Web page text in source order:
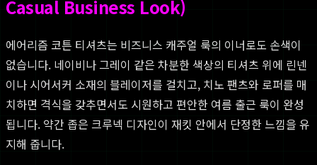
Casual Business Look)
에어리즘 코튼 티셔츠는 비즈니스 캐주얼 룩의 이너로도 손색이
없습니다. 네이비나 그레이 같은 차분한 색상의 티셔츠 위에 린넨
이나 시어서커 소재의 블레이저를 걸치고, 치노 팬츠와 로퍼를 매
치하면 격식을 갖추면서도 시원하고 편안한 여름 출근 룩이 완성
됩니다. 약간 좁은 크루넥 디자인이 재킷 안에서 단정한 느낌을 유
지해 줍니다.